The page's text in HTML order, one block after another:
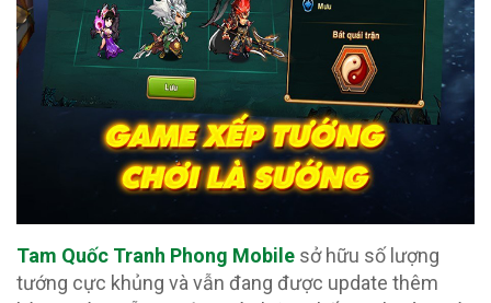
Tam Quốc Tranh Phong Mobile sở hữu số lượng
tướng cực khủng và vẫn đang được update thêm